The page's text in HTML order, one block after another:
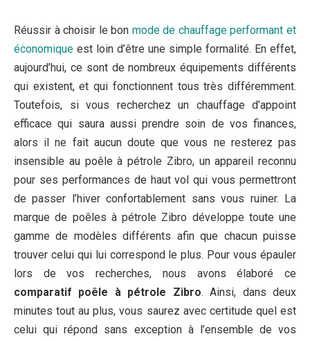
Réussir à choisir le bon mode de chauffage performant et
économique est loin d’être une simple formalité. En effet,
aujourd’hui, ce sont de nombreux équipements différents
qui existent, et qui fonctionnent tous très différemment.
Toutefois, si vous recherchez un chauffage d’appoint
efficace qui saura aussi prendre soin de vos finances,
alors il ne fait aucun doute que vous ne resterez pas
insensible au poêle à pétrole Zibro, un appareil reconnu
pour ses performances de haut vol qui vous permettront
de passer l’hiver confortablement sans vous ruiner. La
marque de poêles à pétrole Zibro développe toute une
gamme de modèles différents afin que chacun puisse
trouver celui qui lui correspond le plus. Pour vous épauler
lors de vos recherches, nous avons élaboré ce
comparatif poêle à pétrole Zibro. Ainsi, dans deux
minutes tout au plus, vous saurez avec certitude quel est
celui qui répond sans exception à l’ensemble de vos